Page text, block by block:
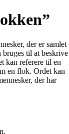
der er samlet
bruges til at beskrive
kan referere til en
en flok. Ordet kan
der har